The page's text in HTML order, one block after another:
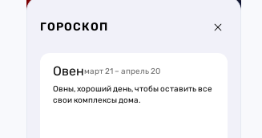
ГОРОСКОП
Овенмарт 21 – апрель 20
Овны, хороший день, чтобы оставить все
свои комплексы дома.